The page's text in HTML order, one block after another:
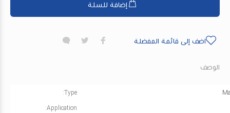
إضافة للسلة
اضف إلى قائمة المفضلة
الوصف
Type:
Application: